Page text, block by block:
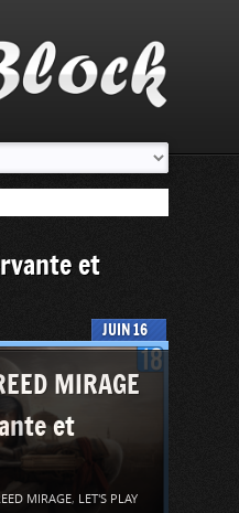
et
16
JUIN
MIRAGE
et
MIRAGE, LET'S PLAY